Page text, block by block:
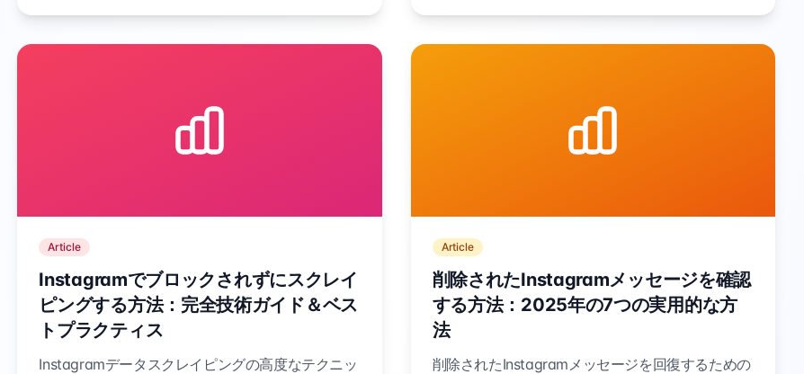
Article
Instagramでブロックされずにスクレイ
ピングする方法：完全技術ガイド＆ベス
トプラクティス
Instagramデータスクレイピングの高度なテクニッ
Article
削除されたInstagramメッセージを確認
する方法：2025年の7つの実用的な方
法
削除されたInstagramメッセージを回復するための